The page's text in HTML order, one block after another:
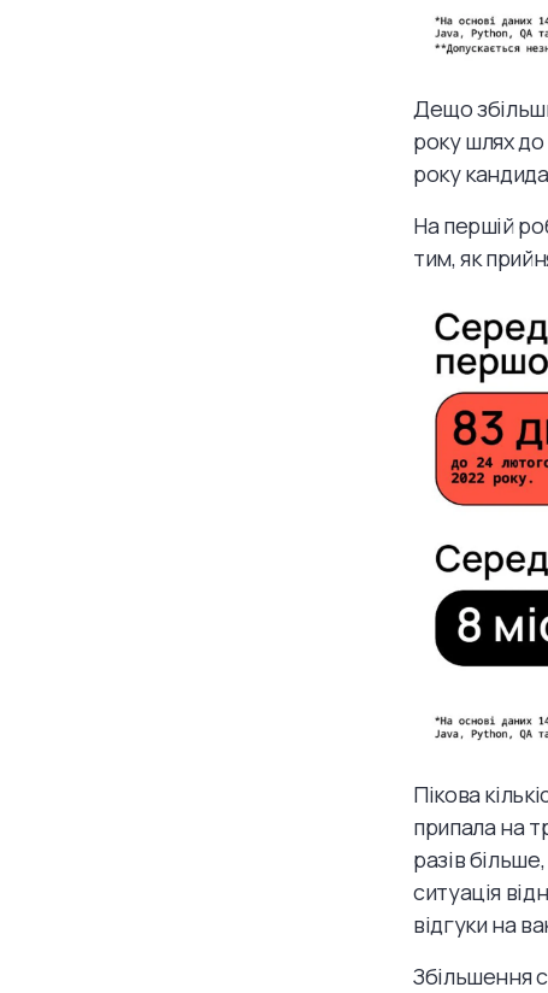
Дещо
року шлях
року
На першій
тим, як
Пікова
припала на
разів
ситуація
відгуки на
Збільшення